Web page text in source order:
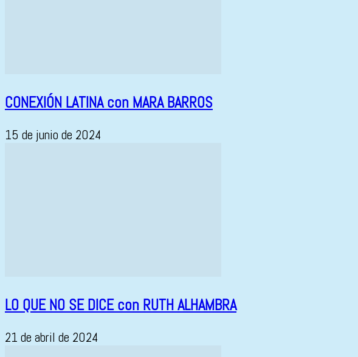
CONEXIÓN LATINA con MARA BARROS
15 de junio de 2024
LO QUE NO SE DICE con RUTH ALHAMBRA
21 de abril de 2024